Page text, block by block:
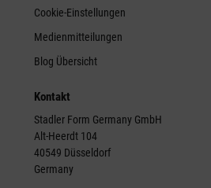
Cookie-Einstellungen
Medienmitteilungen
Blog Übersicht
Kontakt
Stadler Form Germany GmbH
Alt-Heerdt 104
40549 Düsseldorf
Germany